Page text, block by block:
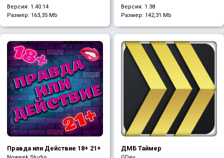
Версия: 1.40.14
Размер: 163,35 Mb
Версия: 1.38
Размер: 142,31 Mb
Правда или Действие 18+ 21+ ДМБ Таймер